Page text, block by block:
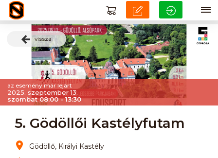
vissza
az esemény már lejárt
2025. szeptember 13.
szombat 08:00 - 13:30
5. Gödöllői Kastélyfutam
Gödöllő, Királyi Kastély